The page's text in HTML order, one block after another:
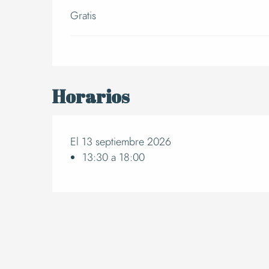
Gratis
Horarios
El 13 septiembre 2026
13:30 a 18:00